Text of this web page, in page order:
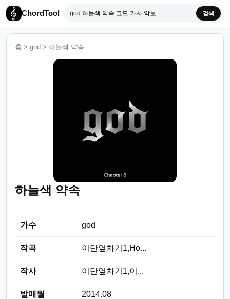
ChordTool 검색
홈 > god > 하늘색 약속
하늘색 약속
가수 god
작곡 이단옆차기1,Ho...
작사 이단옆차기1,이...
발매월 2014.08